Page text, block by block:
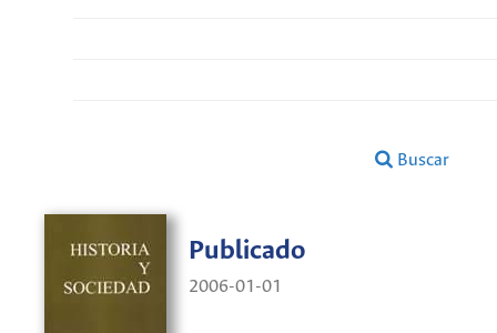
Buscar
Publicado
2006-01-01